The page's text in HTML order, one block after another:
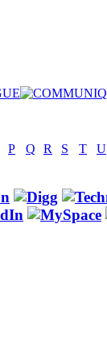
P Q R S T U